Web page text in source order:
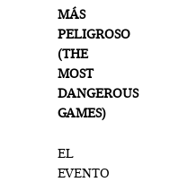
MÁS
PELIGROSO
(THE
MOST
DANGEROUS
GAMES)
EL
EVENTO